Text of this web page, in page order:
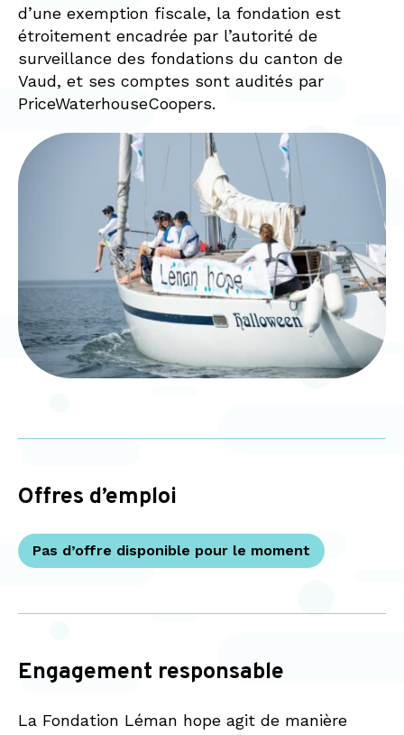
d’une exemption fiscale, la fondation est
étroitement encadrée par l’autorité de
surveillance des fondations du canton de
Vaud, et ses comptes sont audités par
PriceWaterhouseCoopers.
Offres d’emploi
Pas d’offre disponible pour le moment
Engagement responsable
La Fondation Léman hope agit de manière